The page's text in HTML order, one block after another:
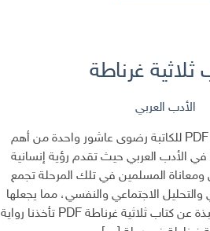
ثلاثية غرناطة
الأدب العربي
تعد رواية ثلاثية غرناطة PDF للكاتبة رضوى عاشور واحدة من أهم
في الأدب العربي حيث تقدم رؤية إنسانية
المسلمين في تلك المرحلة تجمع
والتحليل الاجتماعي والنفسي، مما يجعلها
تجربة قراءة ثرية ومؤثرة. نبذة عن كتاب ثلاثية غرناطة PDF تأخذنا رواية